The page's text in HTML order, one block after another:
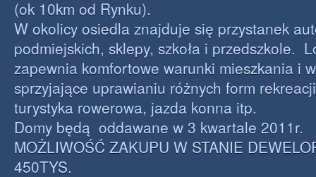
(ok 10km od Rynku).
W okolicy osiedla znajduje się przystanek
podmiejskich, sklepy, szkoła i przedszkole.
zapewnia komfortowe warunki mieszkania i
sprzyjające uprawianiu różnych form
turystyka rowerowa, jazda konna itp.
Domy będą oddawane w 3 kwartale 2011r.
MOŻLIWOŚĆ ZAKUPU W STANIE
450TYS.